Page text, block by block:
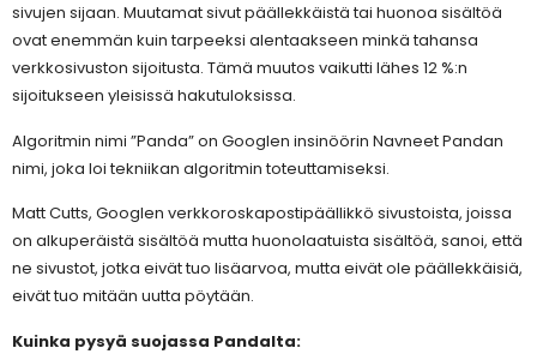
sivujen sijaan. Muutamat sivut päällekkäistä tai huonoa sisältöä
ovat enemmän kuin tarpeeksi alentaakseen minkä tahansa
verkkosivuston sijoitusta. Tämä muutos vaikutti lähes 12 %:n
sijoitukseen yleisissä hakutuloksissa.
Algoritmin nimi ”Panda” on Googlen insinöörin Navneet Pandan
nimi, joka loi tekniikan algoritmin toteuttamiseksi.
Matt Cutts, Googlen verkkoroskapostipäällikkö sivustoista, joissa
on alkuperäistä sisältöä mutta huonolaatuista sisältöä, sanoi, että
ne sivustot, jotka eivät tuo lisäarvoa, mutta eivät ole päällekkäisiä,
eivät tuo mitään uutta pöytään.
Kuinka pysyä suojassa Pandalta: